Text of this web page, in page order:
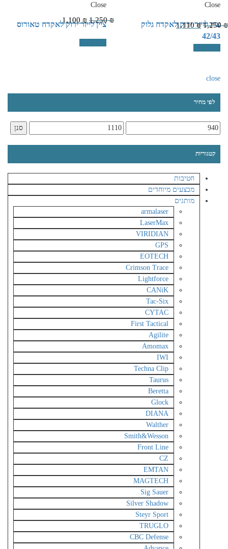
Close
ציין לייזר ירוק לאקדח גלוק
42/43
1,250₪
1,110₪
הוסף לסל
Close
ציין לייזר ירוק לאקדח טאורוס
1,250₪
1,100 ₪
הוסף לסל
close
לפי מחיר
סנן
קטגוריות
חטיבות
מבצעים מיוחדים
מותגים
armalaser
LaserMax
VIRIDIAN
GPS
EOTECH
Crimson Trace
Lightforce
CANiK
Tac-Six
CYTAC
First Tactical
Agilite
Amomax
IWI
Techna Clip
Taurus
Beretta
Glock
DIANA
Walther
Smith&Wesson
Front Line
CZ
EMTAN
MAGTECH
Sig Sauer
Silver Shadow
Steyr Sport
TRUGLO
CBC Defense